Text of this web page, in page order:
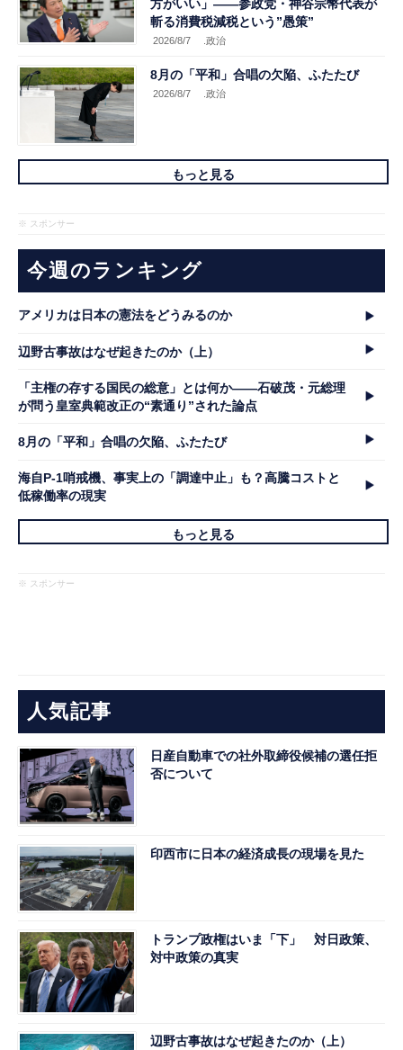
方がいい」――参政党・神谷宗幣代表が
斬る消費税減税という”愚策”
2026/8/7 .政治
8月の「平和」合唱の欠陥、ふたたび
2026/8/7 .政治
もっと見る
※ スポンサー
今週のランキング
アメリカは日本の憲法をどうみるのか
辺野古事故はなぜ起きたのか（上）
「主権の存する国民の総意」とは何か――石破茂・元総理
が問う皇室典範改正の“素通り”された論点
8月の「平和」合唱の欠陥、ふたたび
海自P-1哨戒機、事実上の「調達中止」も？高騰コストと
低稼働率の現実
もっと見る
※ スポンサー
人気記事
日産自動車での社外取締役候補の選任拒
否について
印西市に日本の経済成長の現場を見た
トランプ政権はいま「下」 対日政策、
対中政策の真実
辺野古事故はなぜ起きたのか（上）